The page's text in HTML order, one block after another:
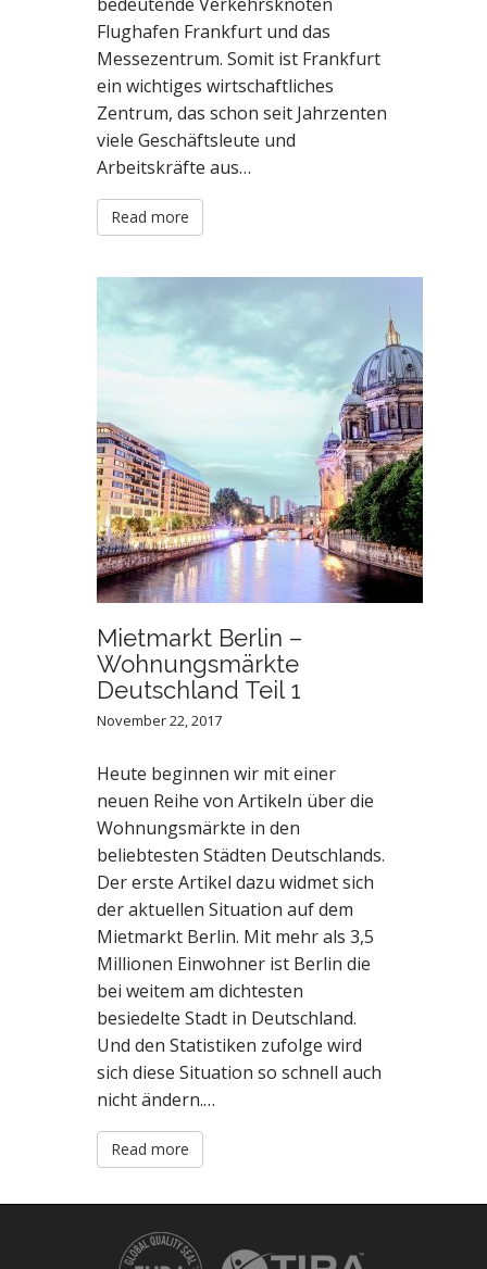
Flughafen Frankfurt und das
Messezentrum. Somit ist Frankfurt
ein wichtiges wirtschaftliches
Zentrum, das schon seit Jahrzenten
viele Geschäftsleute und
Arbeitskräfte aus…
Read more
Mietmarkt Berlin –
Wohnungsmärkte
Deutschland Teil 1
November 22, 2017
Heute beginnen wir mit einer
neuen Reihe von Artikeln über die
Wohnungsmärkte in den
beliebtesten Städten Deutschlands.
Der erste Artikel dazu widmet sich
der aktuellen Situation auf dem
Mietmarkt Berlin. Mit mehr als 3,5
Millionen Einwohner ist Berlin die
bei weitem am dichtesten
besiedelte Stadt in Deutschland.
Und den Statistiken zufolge wird
sich diese Situation so schnell auch
nicht ändern.…
Read more